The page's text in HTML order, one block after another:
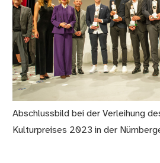
Abschlussbild bei der Verleihung
Kulturpreises 2023 in der